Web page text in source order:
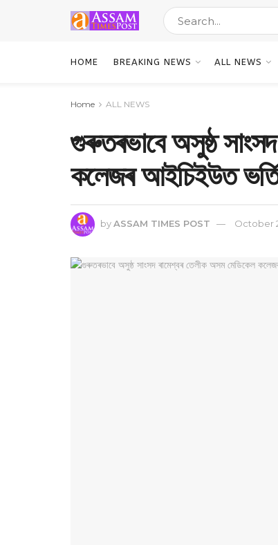
HOME BREAKING NEWS ALL NEWS
Home ALL NEWS
গুৰুতৰভাবে অসুষ্ঠ
কলেজৰ আইচিইউত
byASSAM TIMES POST October